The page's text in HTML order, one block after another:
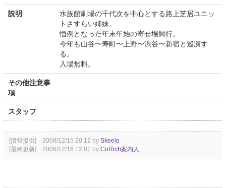
説明
水族館劇場の千代次を中心とする路上芝居ユニッ
トさすらい姉妹。
恒例となった年末年始の寄せ場興行。
今年も山谷〜寿町〜上野〜渋谷〜新宿と巡演す
る。
入場無料。
その他注意事
項
スタッフ
[情報提供] 2008/12/15 20:12 by Skeelo
[最終更新] 2008/12/16 12:07 by CoRich案内人